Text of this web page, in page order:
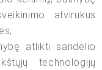
atvirukus
atlikti sandėlio
technologijų